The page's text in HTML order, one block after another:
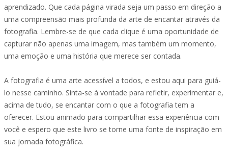
aprendizado. Que cada página virada seja um passo em direção a
uma compreensão mais profunda da arte de encantar através da
fotografia. Lembre-se de que cada clique é uma oportunidade de
capturar não apenas uma imagem, mas também um momento,
uma emoção e uma história que merece ser contada.
A fotografia é uma arte acessível a todos, e estou aqui para guiá-
lo nesse caminho. Sinta-se à vontade para refletir, experimentar e,
acima de tudo, se encantar com o que a fotografia tem a
oferecer. Estou animado para compartilhar essa experiência com
você e espero que este livro se torne uma fonte de inspiração em
sua jornada fotográfica.